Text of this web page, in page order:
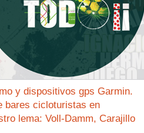
y dispositivos gps Garmin.
bares cicloturistas en
lema: Voll-Damm, Carajillo